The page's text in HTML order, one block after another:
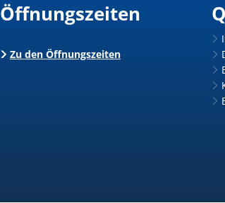
Öffnungszeiten
Zu den Öffnungszeiten